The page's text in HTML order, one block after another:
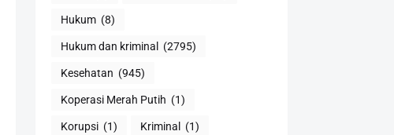
Hukum (8)
Hukum dan kriminal (2795)
Kesehatan (945)
Koperasi Merah Putih (1)
Korupsi (1) Kriminal (1)